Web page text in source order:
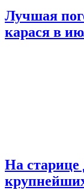
Лучшая
карася в
На старице